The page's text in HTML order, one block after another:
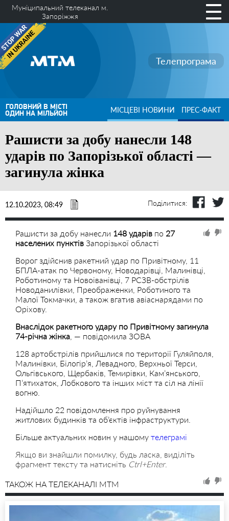
Муніципальний телеканал м.
Запоріжжя
Телепрограма
ГОЛОВНИЙ В МІСТІ
ОДИН НА МІЛЬЙОН МІСЦЕВІ НОВИНИ ПРЕС-ФАКТ
Рашисти за добу нанесли 148
ударів по Запорізької області —
загинула жінка
12.10.2023, 08:49 Поділитися:
Рашисти за добу нанесли 148 ударів по 27
населених пунктів Запорізької області
Ворог здійснив ракетний удар по Привітному, 11
БПЛА-атак по Червоному, Новодарівці, Малинівці,
Роботиному та Новоіванівці, 7 РСЗВ-обстрілів
Новоданилівки, Преображенки, Роботиного та
Малої Токмачки, а також вгатив авіаснарядами по
Оріхову.
Внаслідок ракетного удару по Привітному загинула
74-річна жінка , — повідомила ЗОВА
128 артобстрілів прийшлися по території Гуляйполя,
Малинівки, Білогір’я, Левадного, Верхньої Терси,
Ольгівського, Щербаків, Темирівки, Кам’янського,
П’ятихаток, Лобкового та інших міст та сіл на лінії
вогню.
Надійшло 22 повідомлення про руйнування
житлових будинків та об’єктів інфраструктури.
Більше актуальних новин у нашому телеграмі
Якщо ви знайшли помилку, будь ласка, виділіть
фрагмент тексту та натисніть Ctrl+Enter.
ТАКОЖ НА ТЕЛЕКАНАЛІ MTM